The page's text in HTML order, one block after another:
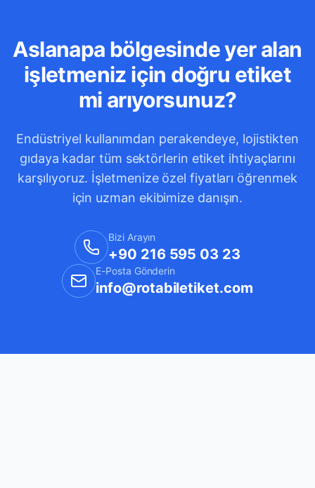
Aslanapa bölgesinde yer alan
işletmeniz için doğru etiket
mi arıyorsunuz?
Endüstriyel kullanımdan perakendeye, lojistikten
gıdaya kadar tüm sektörlerin etiket ihtiyaçlarını
karşılıyoruz. İşletmenize özel fiyatları öğrenmek
için uzman ekibimize danışın.
Bizi Arayın
+90 216 595 03 23
E-Posta Gönderin
info@rotabiletiket.com